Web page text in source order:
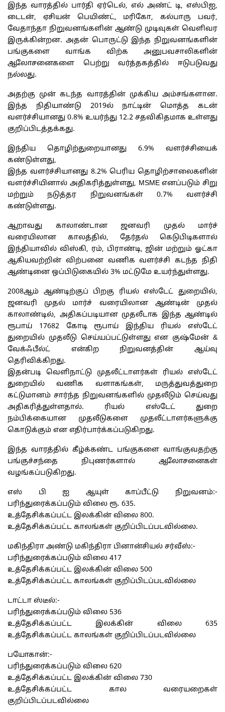
இந்த வாரத்தில் பார்தி ஏர்டெல், எல் அண்ட் டி, எஸ்பிஐ,
டைடன், ஏசியன் பெயிண்ட், மரிகோ, கல்பாரு பவர்,
வேதாந்தா நிறுவனங்களின் ஆண்டு முடிவுகள் வெளிவர
இருக்கின்றன. அதன் பொருட்டு இந்த நிறுவனங்களின்
பங்குகளை வாங்க விற்க அனுபவசாலிகளின்
ஆலோசனைகளை பெற்று வர்த்தகத்தில் ஈடுபடுவது
நல்லது.
அதற்கு முன் கடந்த வாரத்தின் முக்கிய அம்சங்களான.
இந்த நிதியாண்டு 2019ல் நாட்டின் மொத்த கடன்
வளர்ச்சியானது 0.8% உயர்ந்து 12.2 சதவிகிதமாக உள்ளது
குறிப்பிடத்தக்கது.
இந்திய தொழிற்துறையானது 6.9% வளர்ச்சியைக்
கண்டுள்ளது,
இந்த வளர்ச்சியானது 8.2% பெரிய தொழிற்சாலைகளின்
வளர்ச்சியினால் அதிகரித்துள்ளது, MSME எனப்படும் சிறு
மற்றும் நடுத்தர நிறுவனங்கள் 0.7% வளர்ச்சி
கண்டுள்ளது.
ஆறாவது காலாண்டான ஜனவரி முதல் மார்ச்
வரையிலான காலத்தில், தேர்தல் கெடுபிடிகளால்
இந்தியாவில் விஸ்கி, ரம், பிராண்டி, ஜின் மற்றும் ஓட்கா
ஆகியவற்றின் விற்பனை வணிக வளர்ச்சி கடந்த நிதி
ஆண்டினை ஒப்பிடுகையில் 3% மட்டுமே உயர்ந்துள்ளது.
2008ஆம் ஆண்டிற்குப் பிறகு ரியல் எஸ்டேட் துறையில்,
ஜனவரி முதல் மார்ச் வரையிலான ஆண்டின் முதல்
காலாண்டில், அதிகப்படியான முதலீடாக இந்த ஆண்டில்
ரூபாய் 17682 கோடி ரூபாய் இந்திய ரியல் எஸ்டேட்
துறையில் முதலீடு செய்யப்பட்டுள்ளது என குஷ்மேன் &
வேக்ஃபீல்ட் என்கிற நிறுவனத்தின் ஆய்வு
தெரிவிக்கிறது.
இதன்படி வெளிநாட்டு முதலீட்டாளர்கள் ரியல் எஸ்டேட்
துறையில் வணிக வளாகங்கள், மருத்துவத்துறை
கட்டுமானம் சார்ந்த நிறுவனங்களில் முதலீடும் செய்வது
அதிகரித்துள்ளதால். ரியல் எஸ்டேட் துறை
நம்பிக்கையான முதலீடுகளை முதலீட்டாளர்களுக்கு
கொடுக்கும் என எதிர்பார்க்கப்படுகிறது.
இந்த வாரத்தில் கீழ்க்கண்ட பங்குகளை வாங்குவதற்கு
பங்குச்சந்தை நிபுணர்களால் ஆலோசனைகள்
வழங்கப்படுகிறது.
எஸ் பி ஐ ஆயுள் காப்பீட்டு நிறுவனம்:-
பரிந்துரைக்கப்படும் விலை ரூ. 635.
உத்தேசிக்கப்பட்ட இலக்கின் விலை 800.
உத்தேசிக்கப்பட்ட காலங்கள் குறிப்பிடப்படவில்லை.
மகிந்திரா அண்டு மகிந்திரா பினான்சியல் சர்வீஸ்:-
பரிந்துரைக்கப்படும் விலை 417
உத்தேசிக்கப்பட்ட இலக்கின் விலை 500
உத்தேசிக்கப்பட்ட காலங்கள் குறிப்பிடப்படவில்லை
டாட்டா ஸ்டீல்:-
பரிந்துரைக்கப்படும் விலை 536
உத்தேசிக்கப்பட்ட இலக்கின் விலை 635
உத்தேசிக்கப்பட்ட காலங்கள் குறிப்பிடப்படவில்லை
பயோகான்:-
பரிந்துரைக்கப்படும் விலை 620
உத்தேசிக்கப்பட்ட இலக்கின் விலை 730
உத்தேசிக்கப்பட்ட கால வரையறைகள்
குறிப்பிடப்படவில்லை